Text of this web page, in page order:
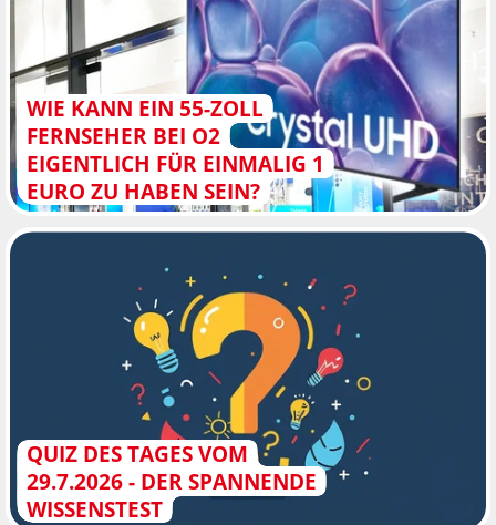
WIE KANN EIN 55-ZOLL
FERNSEHER BEI O2
EIGENTLICH FÜR EINMALIG 1
EURO ZU HABEN SEIN?
QUIZ DES TAGES VOM
29.7.2026 - DER SPANNENDE
WISSENSTEST